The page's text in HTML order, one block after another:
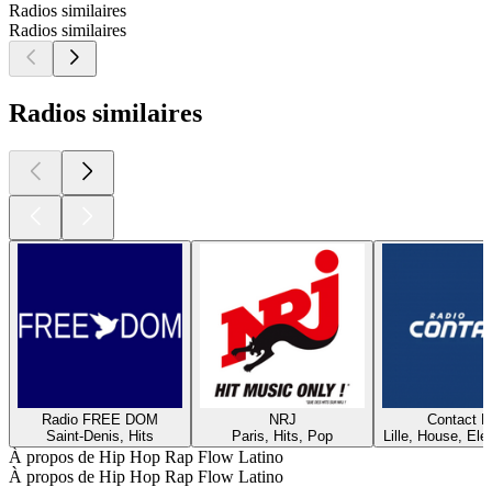
Radios similaires
Radios similaires
Radios similaires
Radio FREE DOM
Saint-Denis, Hits
NRJ
Paris, Hits, Pop
Contact
Lille, House,
À propos de Hip Hop Rap Flow Latino
À propos de Hip Hop Rap Flow Latino